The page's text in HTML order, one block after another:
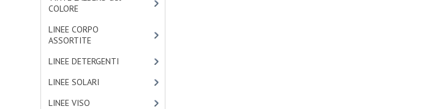
COLORE
LINEE CORPO
ASSORTITE
LINEE DETERGENTI
LINEE SOLARI
LINEE VISO